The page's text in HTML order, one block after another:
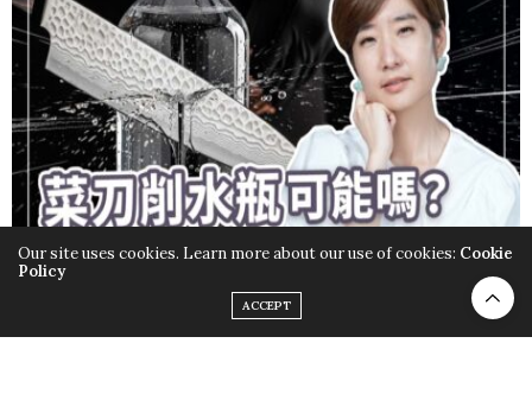
Our site uses cookies. Learn more about our use of cookies: Cookie
Policy
ACCEPT